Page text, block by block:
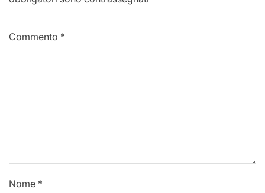
Commento *
Nome *